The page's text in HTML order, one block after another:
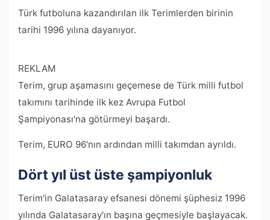
Türk futboluna kazandırılan ilk Terimlerden birinin
tarihi 1996 yılına dayanıyor.
REKLAM
Terim, grup aşamasını geçemese de Türk milli futbol
takımını tarihinde ilk kez Avrupa Futbol
Şampiyonası'na götürmeyi başardı.
Terim, EURO 96'nın ardından milli takımdan ayrıldı.
Dört yıl üst üste şampiyonluk
Terim'in Galatasaray efsanesi dönemi şüphesiz 1996
yılında Galatasaray'ın başına geçmesiyle başlayacak.